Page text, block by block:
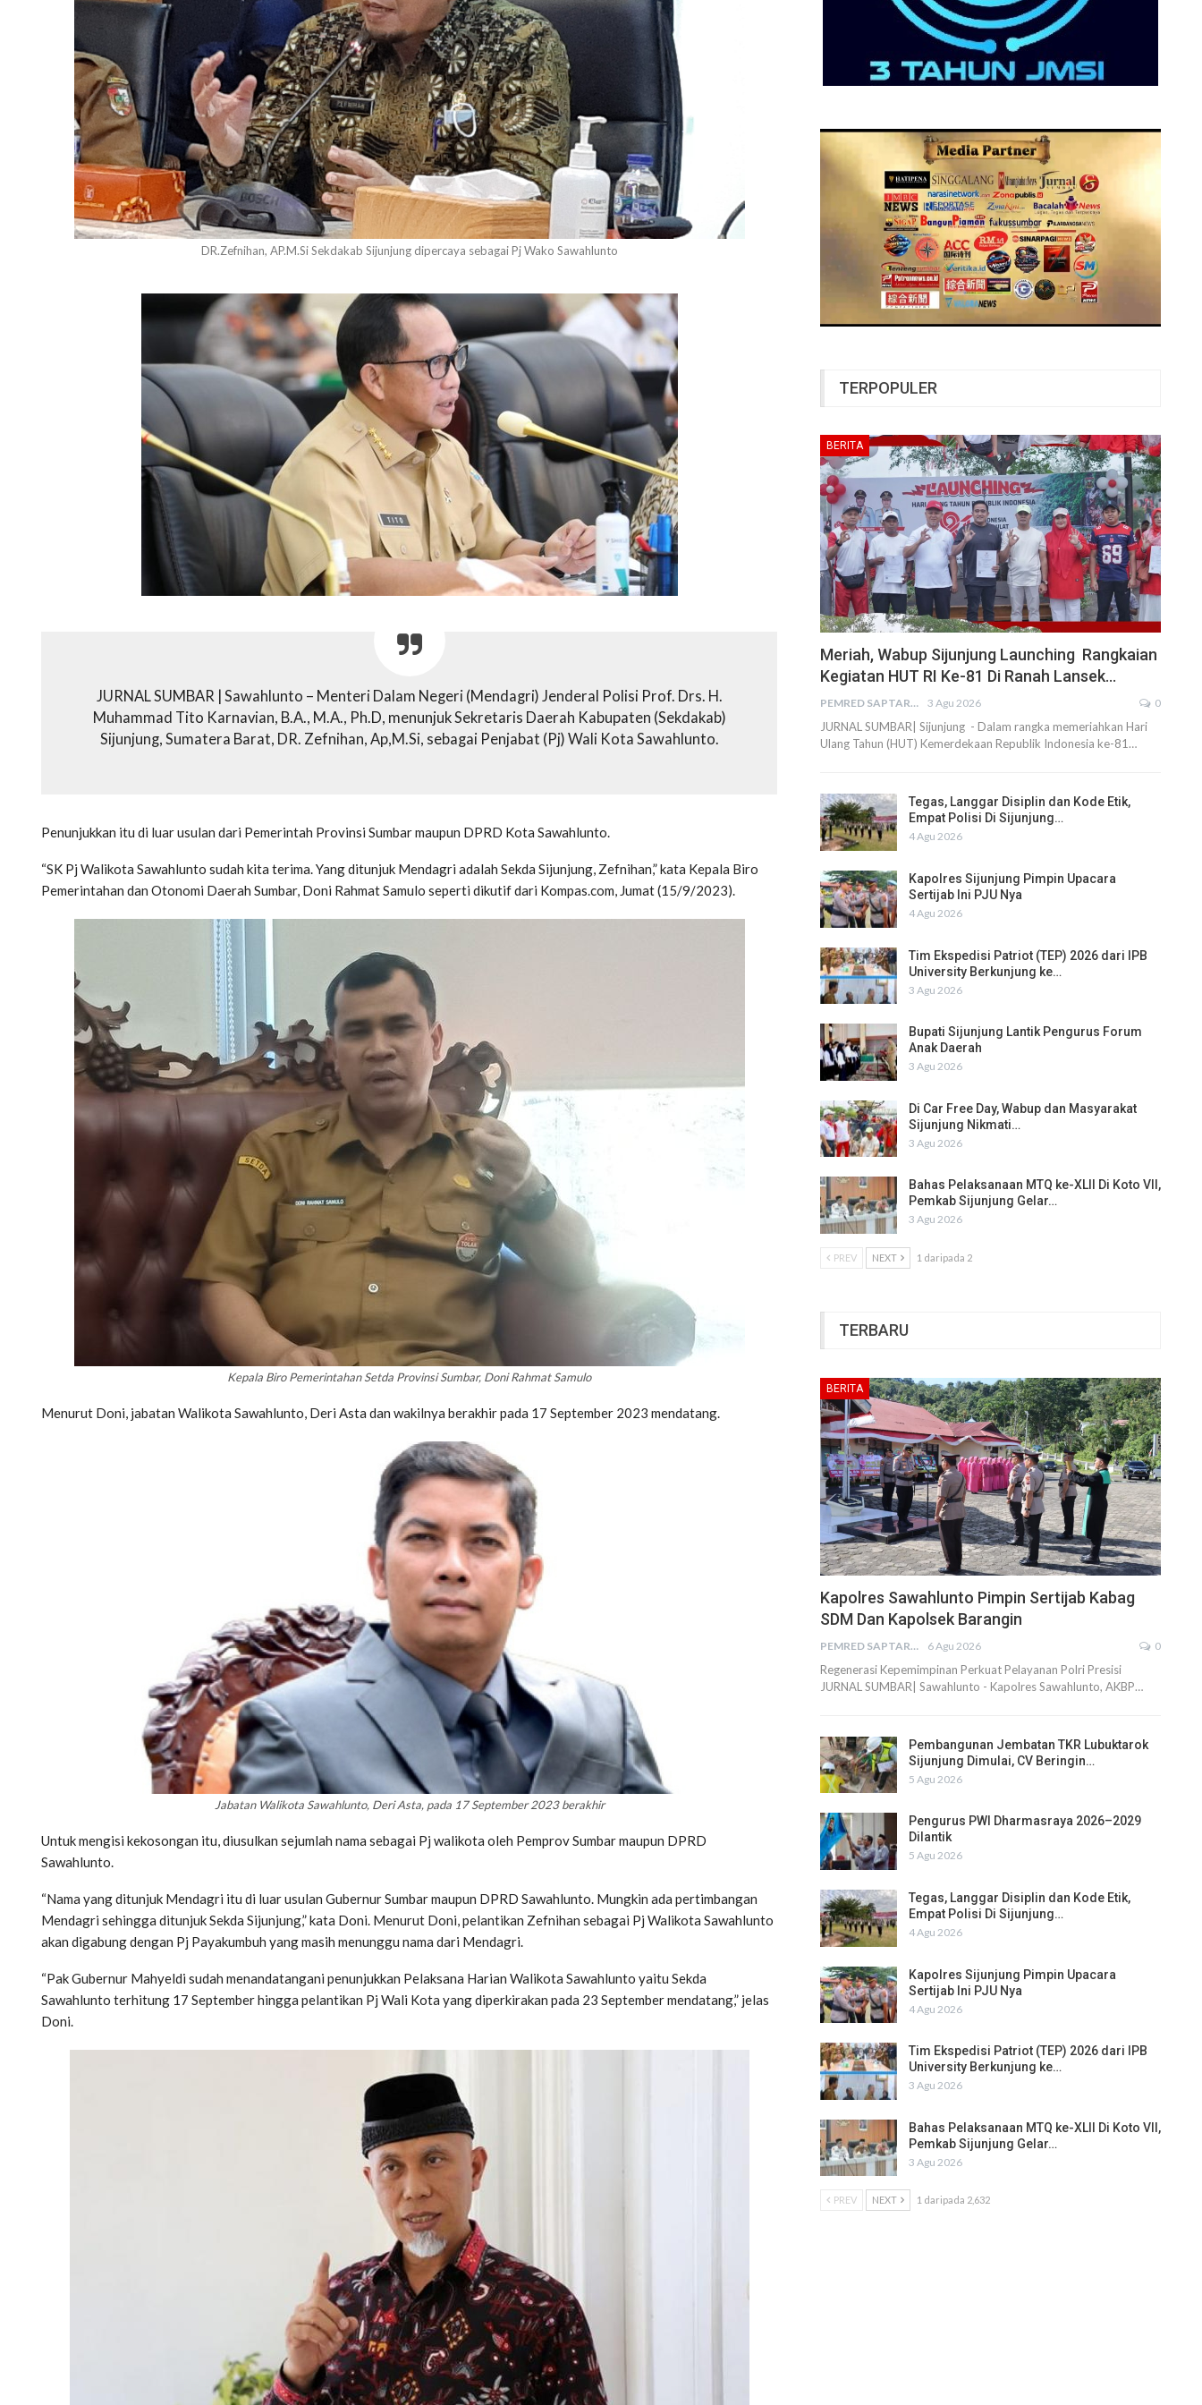
DR.Zefnihan, AP.M.Si Sekdakab Sijunjung dipercaya sebagai Pj Wako Sawahlunto
JURNAL SUMBAR | Sawahlunto – Menteri Dalam Negeri (Mendagri) Jenderal Polisi Prof. Drs. H.
Muhammad Tito Karnavian, B.A., M.A., Ph.D, menunjuk Sekretaris Daerah Kabupaten (Sekdakab)
Sijunjung, Sumatera Barat, DR. Zefnihan, Ap,M.Si, sebagai Penjabat (Pj) Wali Kota Sawahlunto.
Penunjukkan itu di luar usulan dari Pemerintah Provinsi Sumbar maupun DPRD Kota Sawahlunto.
“SK Pj Walikota Sawahlunto sudah kita terima. Yang ditunjuk Mendagri adalah Sekda Sijunjung, Zefnihan,” kata Kepala Biro
Pemerintahan dan Otonomi Daerah Sumbar, Doni Rahmat Samulo seperti dikutif dari Kompas.com, Jumat (15/9/2023).
Kepala Biro Pemerintahan Setda Provinsi Sumbar, Doni Rahmat Samulo
Menurut Doni, jabatan Walikota Sawahlunto, Deri Asta dan wakilnya berakhir pada 17 September 2023 mendatang.
Jabatan Walikota Sawahlunto, Deri Asta, pada 17 September 2023 berakhir
Untuk mengisi kekosongan itu, diusulkan sejumlah nama sebagai Pj walikota oleh Pemprov Sumbar maupun DPRD
Sawahlunto.
“Nama yang ditunjuk Mendagri itu di luar usulan Gubernur Sumbar maupun DPRD Sawahlunto. Mungkin ada pertimbangan
Mendagri sehingga ditunjuk Sekda Sijunjung,” kata Doni. Menurut Doni, pelantikan Zefnihan sebagai Pj Walikota Sawahlunto
akan digabung dengan Pj Payakumbuh yang masih menunggu nama dari Mendagri.
“Pak Gubernur Mahyeldi sudah menandatangani penunjukkan Pelaksana Harian Walikota Sawahlunto yaitu Sekda
Sawahlunto terhitung 17 September hingga pelantikan Pj Wali Kota yang diperkirakan pada 23 September mendatang,” jelas
Doni.
TERPOPULER
BERITA
Meriah, Wabup Sijunjung Launching Rangkaian
Kegiatan HUT RI Ke-81 Di Ranah Lansek…
PEMRED SAPTARIUS 3 Agu 2026 0
JURNAL SUMBAR| Sijunjung - Dalam rangka memeriahkan Hari
Ulang Tahun (HUT) Kemerdekaan Republik Indonesia ke-81…
Tegas, Langgar Disiplin dan Kode Etik,
Empat Polisi Di Sijunjung…
4 Agu 2026
Kapolres Sijunjung Pimpin Upacara
Sertijab Ini PJU Nya
4 Agu 2026
Tim Ekspedisi Patriot (TEP) 2026 dari IPB
University Berkunjung ke…
3 Agu 2026
Bupati Sijunjung Lantik Pengurus Forum
Anak Daerah
3 Agu 2026
Di Car Free Day, Wabup dan Masyarakat
Sijunjung Nikmati…
3 Agu 2026
Bahas Pelaksanaan MTQ ke-XLII Di Koto VII,
Pemkab Sijunjung Gelar…
3 Agu 2026
PREV NEXT 1 daripada 2
TERBARU
BERITA
Kapolres Sawahlunto Pimpin Sertijab Kabag
SDM Dan Kapolsek Barangin
PEMRED SAPTARIUS 6 Agu 2026 0
Regenerasi Kepemimpinan Perkuat Pelayanan Polri Presisi
JURNAL SUMBAR| Sawahlunto - Kapolres Sawahlunto, AKBP…
Pembangunan Jembatan TKR Lubuktarok
Sijunjung Dimulai, CV Beringin…
5 Agu 2026
Pengurus PWI Dharmasraya 2026–2029
Dilantik
5 Agu 2026
Tegas, Langgar Disiplin dan Kode Etik,
Empat Polisi Di Sijunjung…
4 Agu 2026
Kapolres Sijunjung Pimpin Upacara
Sertijab Ini PJU Nya
4 Agu 2026
Tim Ekspedisi Patriot (TEP) 2026 dari IPB
University Berkunjung ke…
3 Agu 2026
Bahas Pelaksanaan MTQ ke-XLII Di Koto VII,
Pemkab Sijunjung Gelar…
3 Agu 2026
PREV NEXT 1 daripada 2,632